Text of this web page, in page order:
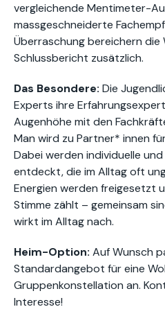
vergleichende Mentimeter-
massgeschneiderte
Überraschung bereichern die
Schlussbericht zusätzlich.
Das Besondere: Die
Experts ihre
Augenhöhe mit den
Man wird zu Partner* innen
Dabei werden individuelle
entdeckt, die im Alltag oft
Energien werden freigesetzt
Stimme zählt – gemeinsam
wirkt im Alltag nach.
Heim-Option: Auf Wunsch
Standardangebot für eine
Gruppenkonstellation an.
Interesse!